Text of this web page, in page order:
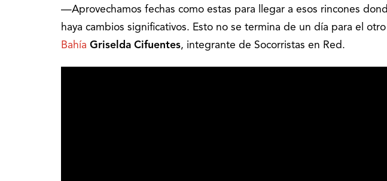
—Aprovechamos fechas como estas para llegar a esos rincones
haya cambios significativos. Esto no se termina de un día para el
Bahía Griselda Cifuentes, integrante de Socorristas en Red.